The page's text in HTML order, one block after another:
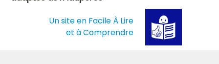
Un site en Facile À Lire
et à Comprendre